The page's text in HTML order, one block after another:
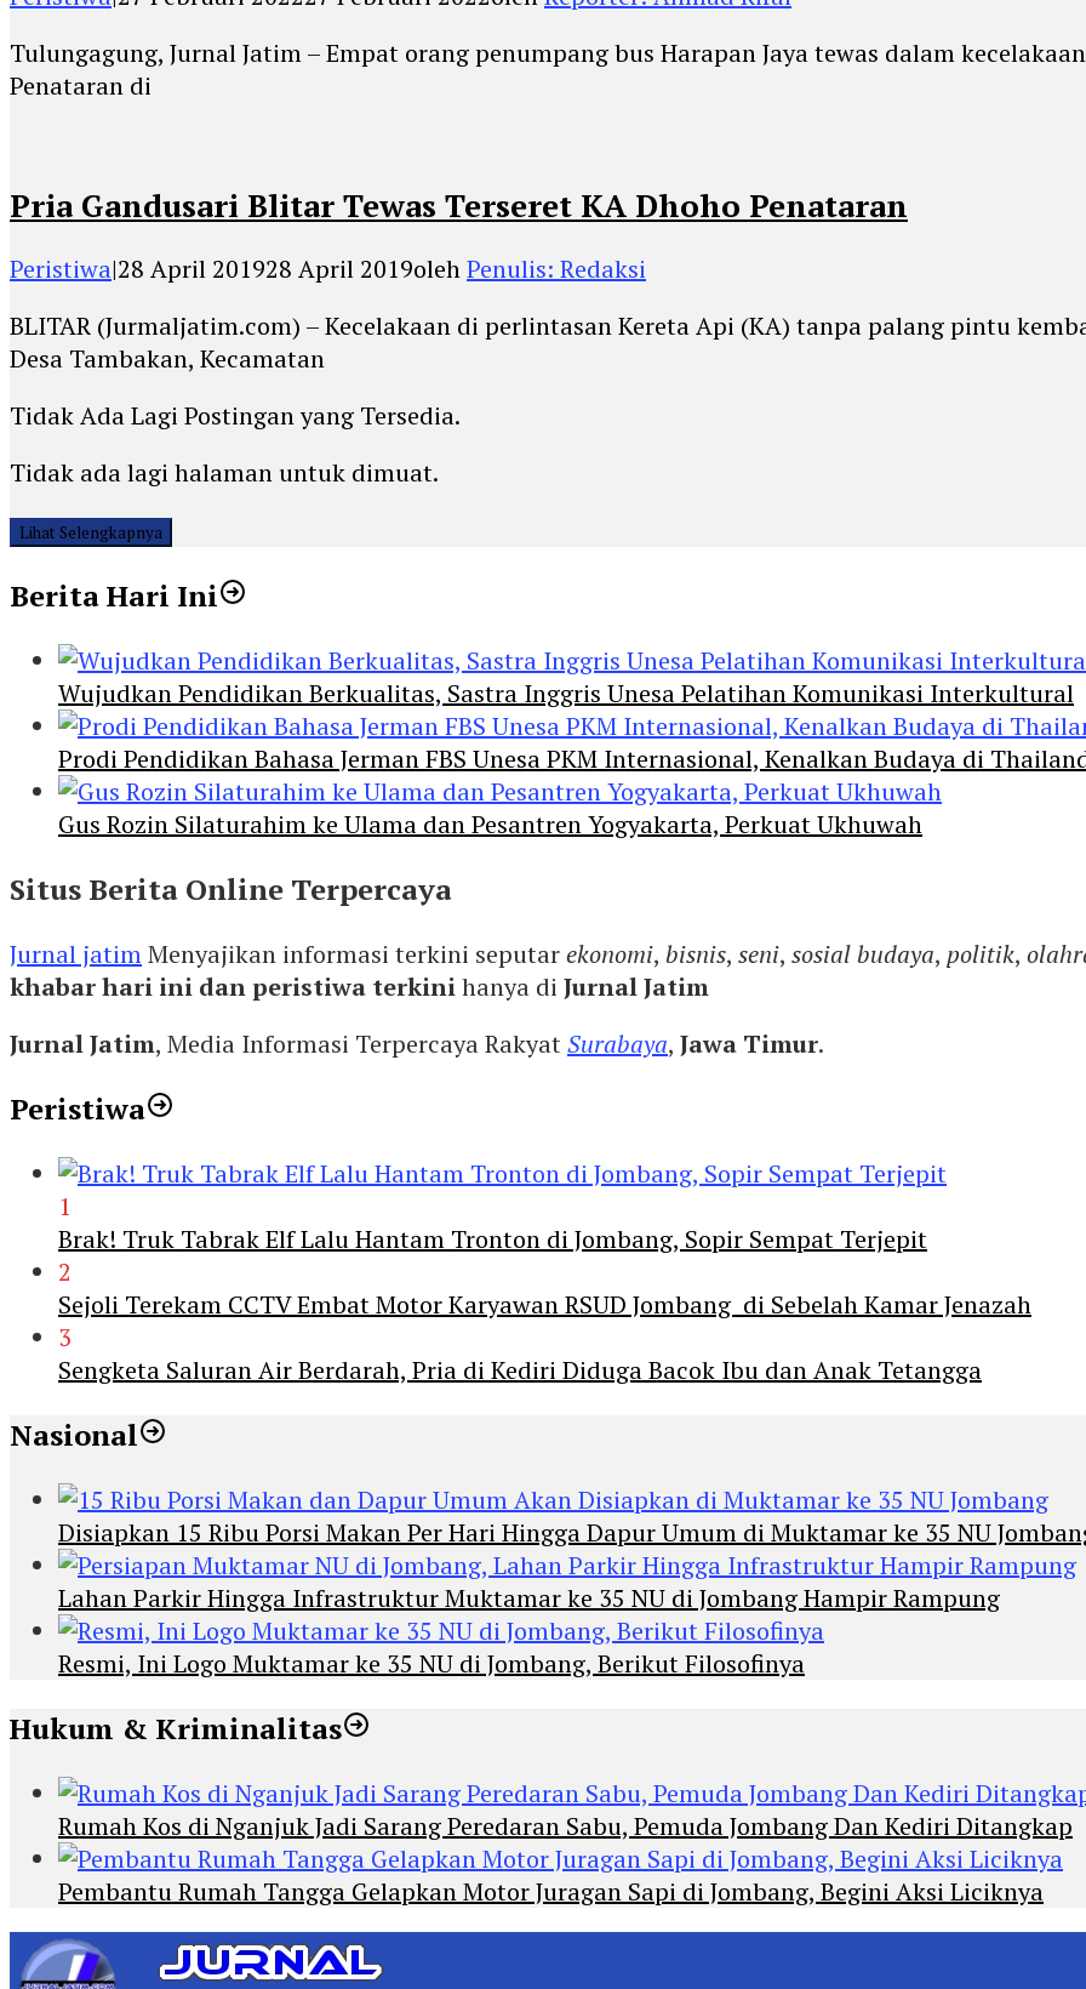
Tulungagung, Jurnal Jatim – Empat orang penumpang bus Harapan Jaya tewas dalam
Penataran di
Pria Gandusari Blitar Tewas Terseret KA Dhoho Penataran
Peristiwa|28 April 201928 April 2019olehPenulis: Redaksi
BLITAR (Jurmaljatim.com) – Kecelakaan di perlintasan Kereta Api (KA) tanpa palang pintu
Desa Tambakan, Kecamatan
Tidak Ada Lagi Postingan yang Tersedia.
Tidak ada lagi halaman untuk dimuat.
Lihat Selengkapnya
Berita Hari Ini
Wujudkan Pendidikan Berkualitas, Sastra Inggris Unesa Pelatihan Komunikasi Interkultural
Prodi Pendidikan Bahasa Jerman FBS Unesa PKM Internasional, Kenalkan Budaya di
Gus Rozin Silaturahim ke Ulama dan Pesantren Yogyakarta, Perkuat Ukhuwah
Situs Berita Online Terpercaya
Jurnal jatimMenyajikan informasi terkini seputarekonomi, bisnis, seni, sosial budaya, politik,
khabar hari ini dan peristiwa terkinihanya di Jurnal Jatim
Jurnal Jatim, Media Informasi Terpercaya RakyatSurabaya, Jawa Timur.
Peristiwa
1
Brak! Truk Tabrak Elf Lalu Hantam Tronton di Jombang, Sopir Sempat Terjepit
2
Sejoli Terekam CCTV Embat Motor Karyawan RSUD Jombang di Sebelah Kamar Jenazah
3
Sengketa Saluran Air Berdarah, Pria di Kediri Diduga Bacok Ibu dan Anak Tetangga
Nasional
Disiapkan 15 Ribu Porsi Makan Per Hari Hingga Dapur Umum di Muktamar ke 35 NU
Lahan Parkir Hingga Infrastruktur Muktamar ke 35 NU di Jombang Hampir Rampung
Resmi, Ini Logo Muktamar ke 35 NU di Jombang, Berikut Filosofinya
Hukum & Kriminalitas
Rumah Kos di Nganjuk Jadi Sarang Peredaran Sabu, Pemuda Jombang Dan Kediri Ditangkap
Pembantu Rumah Tangga Gelapkan Motor Juragan Sapi di Jombang, Begini Aksi Liciknya